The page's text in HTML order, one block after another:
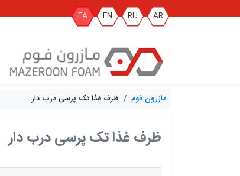
FA EN RU
AR
مازرون فوم ظرف غذا تک پرسی درب دار
ظرف غذا تک پرسی درب دار